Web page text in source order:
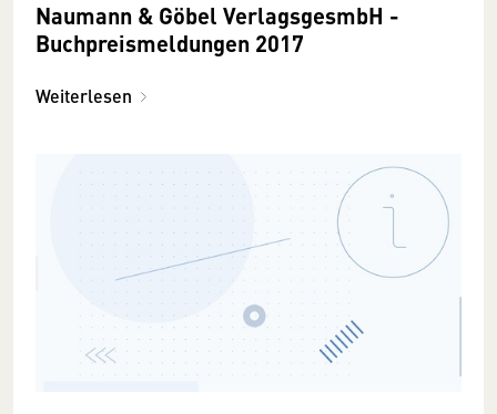
Naumann & Göbel VerlagsgesmbH -
Buchpreismeldungen 2017
Weiterlesen